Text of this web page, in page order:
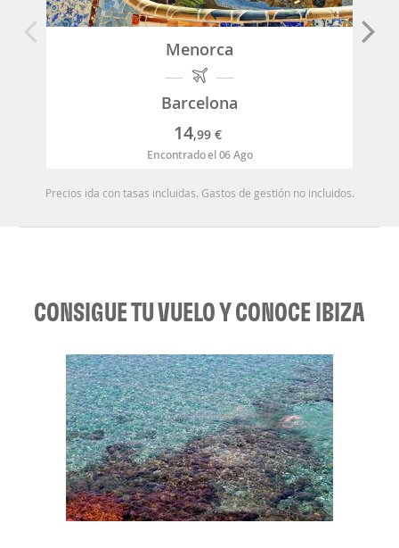
Menorca
Barcelona
14,99 €
Encontrado el 06 Ago
Precios ida con tasas incluidas. Gastos de gestión no incluidos.
CONSIGUE TU VUELO Y CONOCE IBIZA